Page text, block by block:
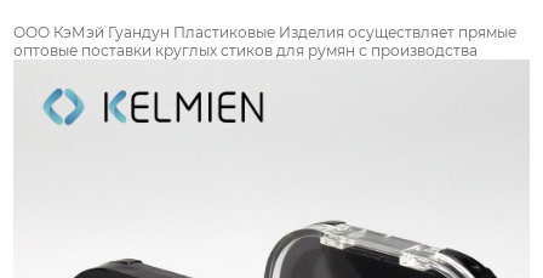
ООО КэМэй Гуандун Пластиковые Изделия осуществляет прямые
оптовые поставки круглых стиков для румян с производства